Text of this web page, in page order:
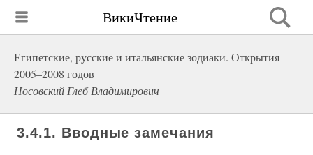
ВикиЧтение
Египетские, русские и итальянские зодиаки. Открытия
2005–2008 годов
Носовский Глеб Владимирович
3.4.1. Вводные замечания